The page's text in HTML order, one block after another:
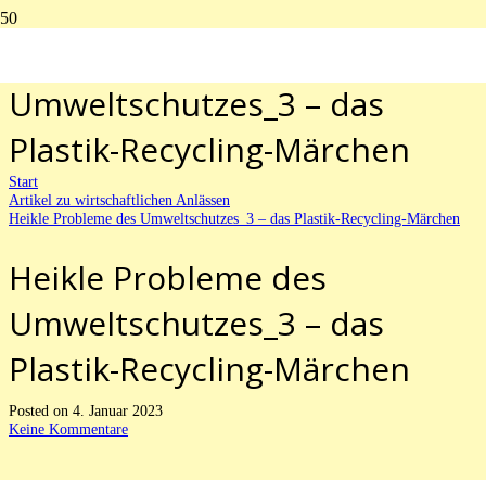
Umweltschutzes_3 – das
Plastik-Recycling-Märchen
Start
Artikel zu wirtschaftlichen Anlässen
Heikle Probleme des Umweltschutzes_3 – das Plastik-Recycling-Märchen
Heikle Probleme des
Umweltschutzes_3 – das
Plastik-Recycling-Märchen
Posted on 4. Januar 2023
Keine Kommentare